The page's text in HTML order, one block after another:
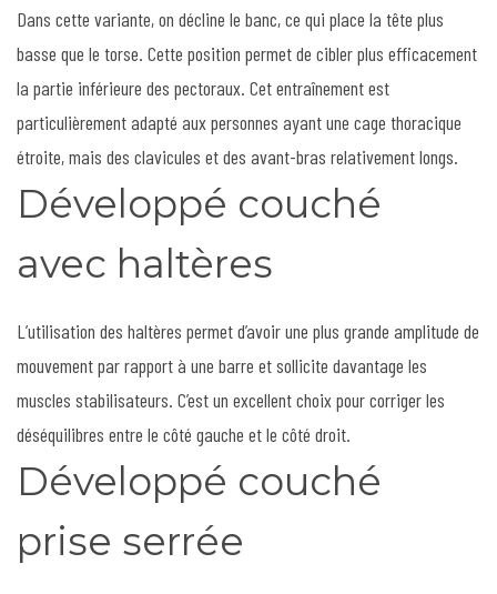
Dans cette variante, on décline le banc, ce qui place la tête plus
basse que le torse. Cette position permet de cibler plus efficacement
la partie inférieure des pectoraux. Cet entraînement est
particulièrement adapté aux personnes ayant une cage thoracique
étroite, mais des clavicules et des avant-bras relativement longs.
Développé couché
avec haltères
L’utilisation des haltères permet d’avoir une plus grande amplitude de
mouvement par rapport à une barre et sollicite davantage les
muscles stabilisateurs. C’est un excellent choix pour corriger les
déséquilibres entre le côté gauche et le côté droit.
Développé couché
prise serrée